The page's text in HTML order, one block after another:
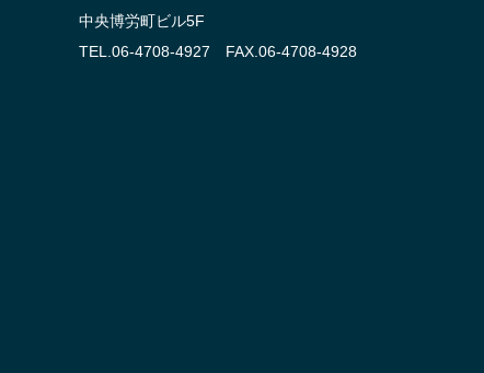
中央博労町ビル5F
TEL.06-4708-4927 FAX.06-4708-4928